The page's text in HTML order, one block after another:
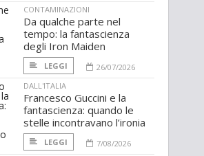
CONTAMINAZIONI
Da qualche parte nel
tempo: la fantascienza
degli Iron Maiden
LEGGI
26/07/2026
DALL'ITALIA
Francesco Guccini e la
fantascienza: quando le
stelle incontravano l’ironia
LEGGI
7/08/2026